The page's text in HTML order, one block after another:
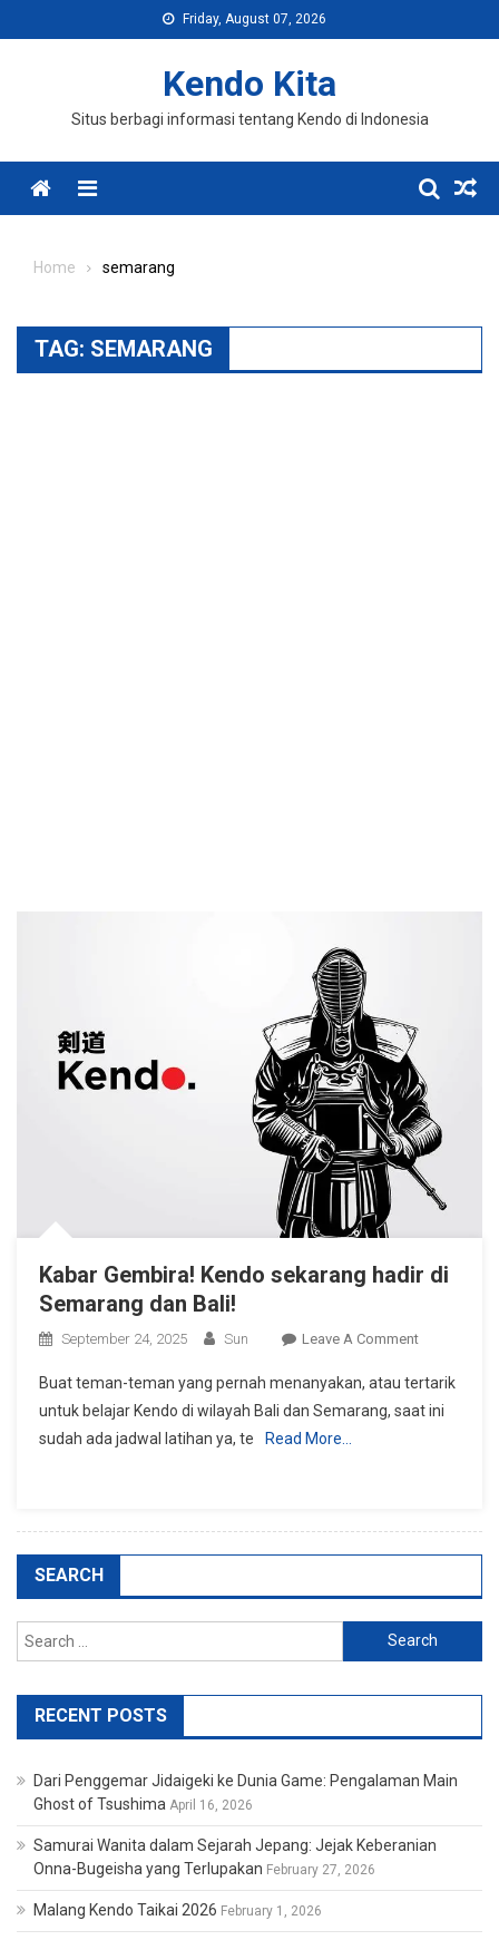
to
Friday, August 07, 2026
Kendo Kita
Situs berbagi informasi tentang Kendo di Indonesia
Menu
Home semarang
TAG: SEMARANG
Kabar Gembira! Kendo sekarang hadir di
Semarang dan Bali!
September 24, 2025 Sun Leave A CommentOn
Gembira!
Kendo
Buat teman-teman yang pernah menanyakan, atau tertarik
untuk belajar Kendo di wilayah Bali dan Semarang, saat ini
sudah ada jadwal latihan ya, te
Read More…
SEARCH
Search
for:
RECENT POSTS
Dari Penggemar Jidaigeki ke Dunia Game: Pengalaman Main
Ghost of Tsushima April 16, 2026
Samurai Wanita dalam Sejarah Jepang: Jejak Keberanian
Onna-Bugeisha yang Terlupakan February 27, 2026
Malang Kendo Taikai 2026 February 1, 2026